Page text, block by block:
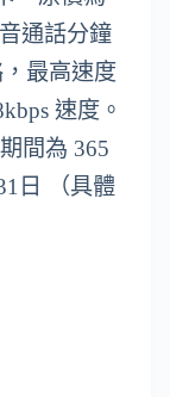
通話分鐘
最高速度
速度。
間為 365
日 （具體